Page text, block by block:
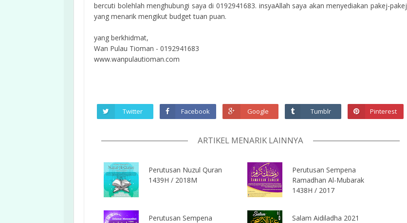
bercuti bolehlah menghubungi saya di 0192941683. insyaAllah saya akan menyediakan pakej-pakej
yang menarik mengikut budget tuan puan.
yang berkhidmat,
Wan Pulau Tioman - 0192941683
www.wanpulautioman.com
Twitter Facebook Google Tumblr Pinterest
ARTIKEL MENARIK LAINNYA
Perutusan Nuzul Quran
1439H / 2018M
Perutusan Sempena
Ramadhan Al-Mubarak
1438H / 2017
Perutusan Sempena
Salam Aidiladha 2021